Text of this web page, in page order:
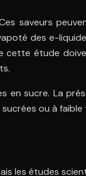
saveurs
des e-
étude
en sucre. La
ou à
les études